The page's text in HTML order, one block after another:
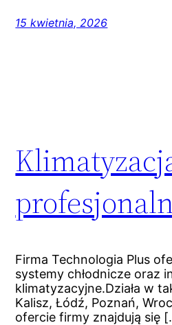
15 kwietnia, 2026
Firma Technologia Plus
systemy chłodnicze oraz
klimatyzacyjne.Działa w
Kalisz, Łódź, Poznań,
ofercie firmy znajdują się